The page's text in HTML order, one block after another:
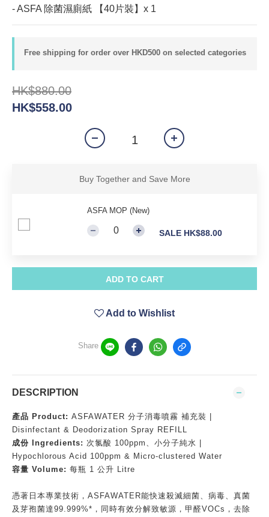
- ASFA 除菌濕廁紙 【40片裝】x 1
Free shipping for order over HKD500 on selected categories
HK$880.00
HK$558.00
Buy Together and Save More
ASFA MOP (New)
SALE HK$88.00
ADD TO CART
Add to Wishlist
Share
DESCRIPTION
產品 Product: ASFAWATER 分子消毒噴霧 補充裝 |
Disinfectant & Deodorization Spray REFILL
成份 Ingredients: 次氯酸 100ppm、小分子純水 |
Hypochlorous Acid 100ppm & Micro-clustered Water
容量 Volume: 每瓶 1 公升 Litre
憑著日本專業技術，ASFAWATER能快速殺滅細菌、病毒、真菌
及芽孢菌達99.999%*，同時有效分解致敏源，甲醛VOCs，去除